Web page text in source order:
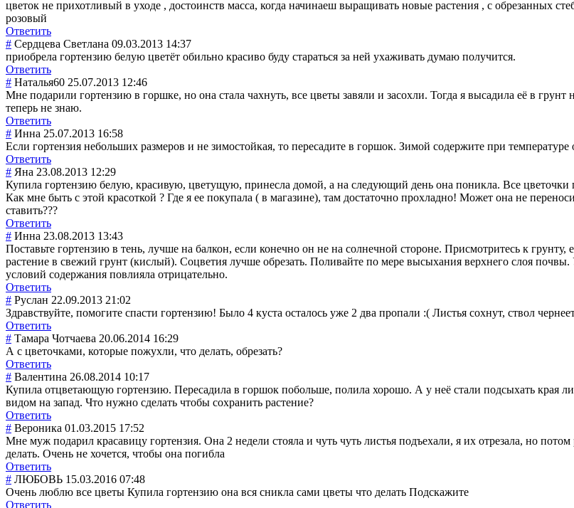
цветок не прихотливый в уходе , достоинств масса, когда начинаеш выращивать новые растения , с обрезанных
розовый
Ответить
# Сердцева Светлана 09.03.2013 14:37
приобрела гортензию белую цветёт обильно красиво буду стараться за ней ухаживать думаю получится.
Ответить
# Наталья60 25.07.2013 12:46
Мне подарили гортензию в горшке, но она стала чахнуть, все цветы завяли и засохли. Тогда я высадила её в
теперь не знаю.
Ответить
# Инна 25.07.2013 16:58
Если гортензия небольших размеров и не зимостойкая, то пересадите в горшок. Зимой содержите при температуре
Ответить
# Яна 23.08.2013 12:29
Купила гортензию белую, красивую, цветущую, принесла домой, а на следующий день она поникла. Все
Как мне быть с этой красоткой ? Где я ее покупала ( в магазине), там достаточно прохладно! Может она не
ставить???
Ответить
# Инна 23.08.2013 13:43
Поставьте гортензию в тень, лучше на балкон, если конечно он не на солнечной стороне. Присмотритесь к
растение в свежий грунт (кислый). Соцветия лучше обрезать. Поливайте по мере высыхания верхнего слоя
условий содержания повлияла отрицательно.
Ответить
# Руслан 22.09.2013 21:02
Здравствуйте, помогите спасти гортензию! Было 4 куста осталось уже 2 два пропали :( Листья сохнут, ствол
Ответить
# Тамара Чотчаева 20.06.2014 16:29
А с цветочками, которые пожухли, что делать, обрезать?
Ответить
# Валентина 26.08.2014 10:17
Купила отцветающую гортензию. Пересадила в горшок побольше, полила хорошо. А у неё стали подсыхать края
видом на запад. Что нужно сделать чтобы сохранить растение?
Ответить
# Вероника 01.03.2015 17:52
Мне муж подарил красавицу гортензия. Она 2 недели стояла и чуть чуть листья подъехали, я их отрезала, но
делать. Очень не хочется, чтобы она погибла
Ответить
# ЛЮБОВЬ 15.03.2016 07:48
Очень люблю все цветы Купила гортензию она вся сникла сами цветы что делать Подскажите
Ответить